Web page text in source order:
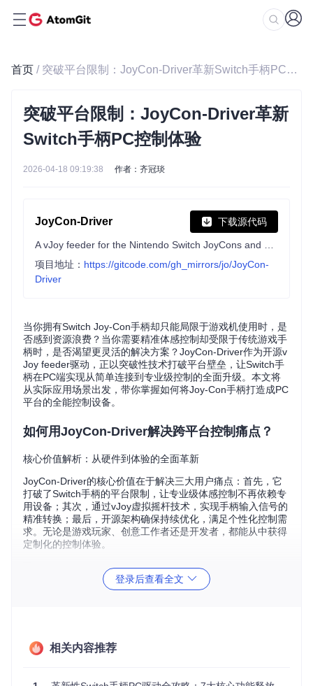
首页 / 突破平台限制：JoyCon-Driver革新Switch手柄PC控制体验
突破平台限制：JoyCon-Driver革新
Switch手柄PC控制体验
2026-04-18 09:19:38 作者：齐冠琰
JoyCon-Driver 下载源代码
项目地址： https://gitcode.com/gh_mirrors/jo/JoyCon-
Driver
当你拥有Switch Joy-Con手柄却只能局限于游戏机使用时，是
否感到资源浪费？当你需要精准体感控制却受限于传统游戏手
柄时，是否渴望更灵活的解决方案？JoyCon-Driver作为开源v
Joy feeder驱动，正以突破性技术打破平台壁垒，让Switch手
柄在PC端实现从简单连接到专业级控制的全面升级。本文将
从实际应用场景出发，带你掌握如何将Joy-Con手柄打造成PC
平台的全能控制设备。
如何用JoyCon-Driver解决跨平台控制痛点？
核心价值解析：从硬件到体验的全面革新
JoyCon-Driver的核心价值在于解决三大用户痛点：首先，它
打破了Switch手柄的平台限制，让专业级体感控制不再依赖专
用设备；其次，通过vJoy虚拟摇杆技术，实现手柄输入信号的
精准转换；最后，开源架构确保持续优化，满足个性化控制需
求。无论是游戏玩家、创意工作者还是开发者，都能从中获得
定制化的控制体验。
图1：JoyCon-Driver基于wxWidgets跨平台GUI库构建，确保
游戏玩家
：希望在PC游戏中使用Joy-Con独特的体感功能
创意工作者：需要精准的动作控制进行3D建模或视频剪辑
教育工作者：构建互动教学系统的直观控制界面
登录后查看全文
相关内容推荐